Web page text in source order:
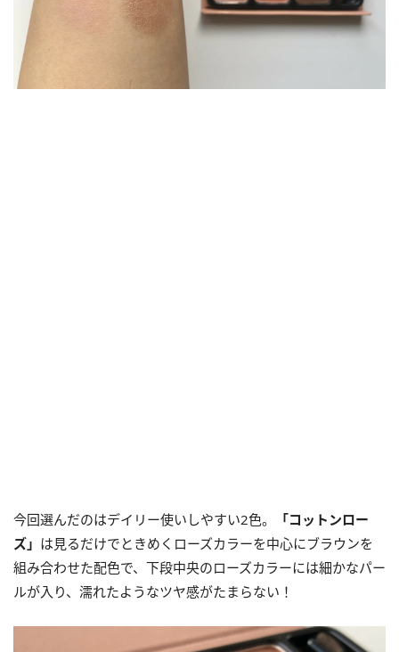
今回選んだのはデイリー使いしやすい2色。
「コットンロー
ズ」 は見るだけでときめくローズカラーを中心にブラウンを
組み合わせた配色で、下段中央のローズカラーには細かなパー
ルが入り、濡れたようなツヤ感がたまらない！